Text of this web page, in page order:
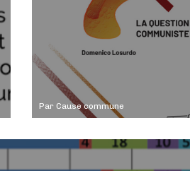
Par Cause commune